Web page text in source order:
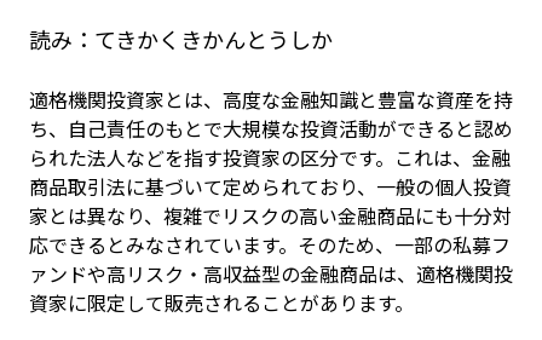
読み： てきかくきかんとうしか
適格機関投資家とは、高度な金融知識と豊富な資産を持
ち、自己責任のもとで大規模な投資活動ができると認め
られた法人などを指す投資家の区分です。これは、金融
商品取引法に基づいて定められており、一般の個人投資
家とは異なり、複雑でリスクの高い金融商品にも十分対
応できるとみなされています。そのため、一部の私募フ
ァンドや高リスク・高収益型の金融商品は、適格機関投
資家に限定して販売されることがあります。